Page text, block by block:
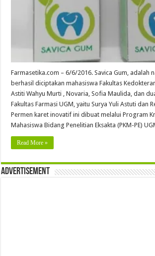
Farmasetika.com – 6/6/2016. Savica Gum, adalah
berhasil diciptakan mahasiswa Fakultas Kedokteran
Astiti Wahyu Murti , Novaria, Sofia Maulida, dan
Fakultas Farmasi UGM, yaitu Surya Yuli Astuti dan
Permen karet inovatif ini dibuat melalui Program
Mahasiswa Bidang Penelitian Eksakta (PKM-PE)
Read More »
Advertisement